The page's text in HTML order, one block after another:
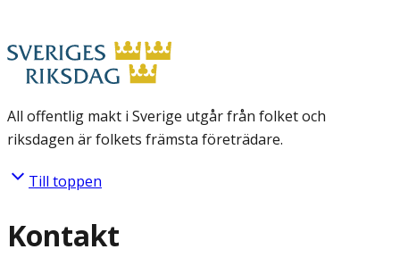
All offentlig makt i Sverige utgår från folket och
riksdagen är folkets främsta företrädare.
Till toppen
Kontakt